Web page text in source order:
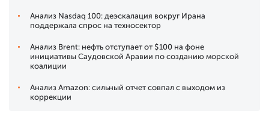
Анализ Nasdaq 100: деэскалация вокруг Ирана
поддержала спрос на техносектор
Анализ Brent: нефть отступает от $100 на фоне
инициативы Саудовской Аравии по созданию морской
коалиции
Анализ Amazon: сильный отчет совпал с выходом из
коррекции